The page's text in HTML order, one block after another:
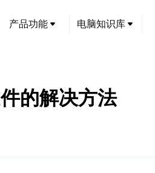
产品功能 电脑知识库
的解决方法